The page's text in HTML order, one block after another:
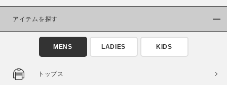
商品タイプ
通常商品
セール価格 WEB限定
アイテムを探す
MENS LADIES KIDS
トップス